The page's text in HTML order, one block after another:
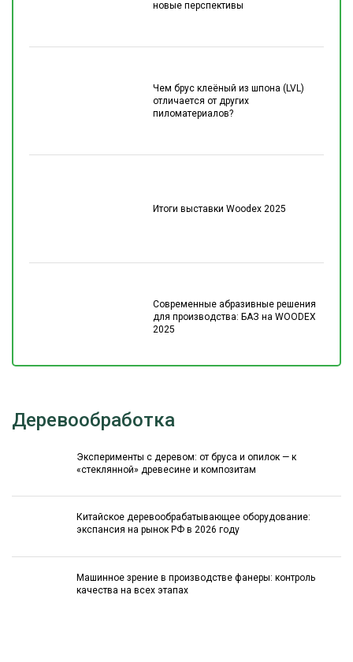
новые перспективы
Чем брус клеёный из шпона (LVL)
отличается от других
пиломатериалов?
Итоги выставки Woodex 2025
Современные абразивные решения
для производства: БАЗ на WOODEX
2025
Деревообработка
Эксперименты с деревом: от бруса и опилок — к
«стеклянной» древесине и композитам
Китайское деревообрабатывающее оборудование:
экспансия на рынок РФ в 2026 году
Машинное зрение в производстве фанеры: контроль
качества на всех этапах